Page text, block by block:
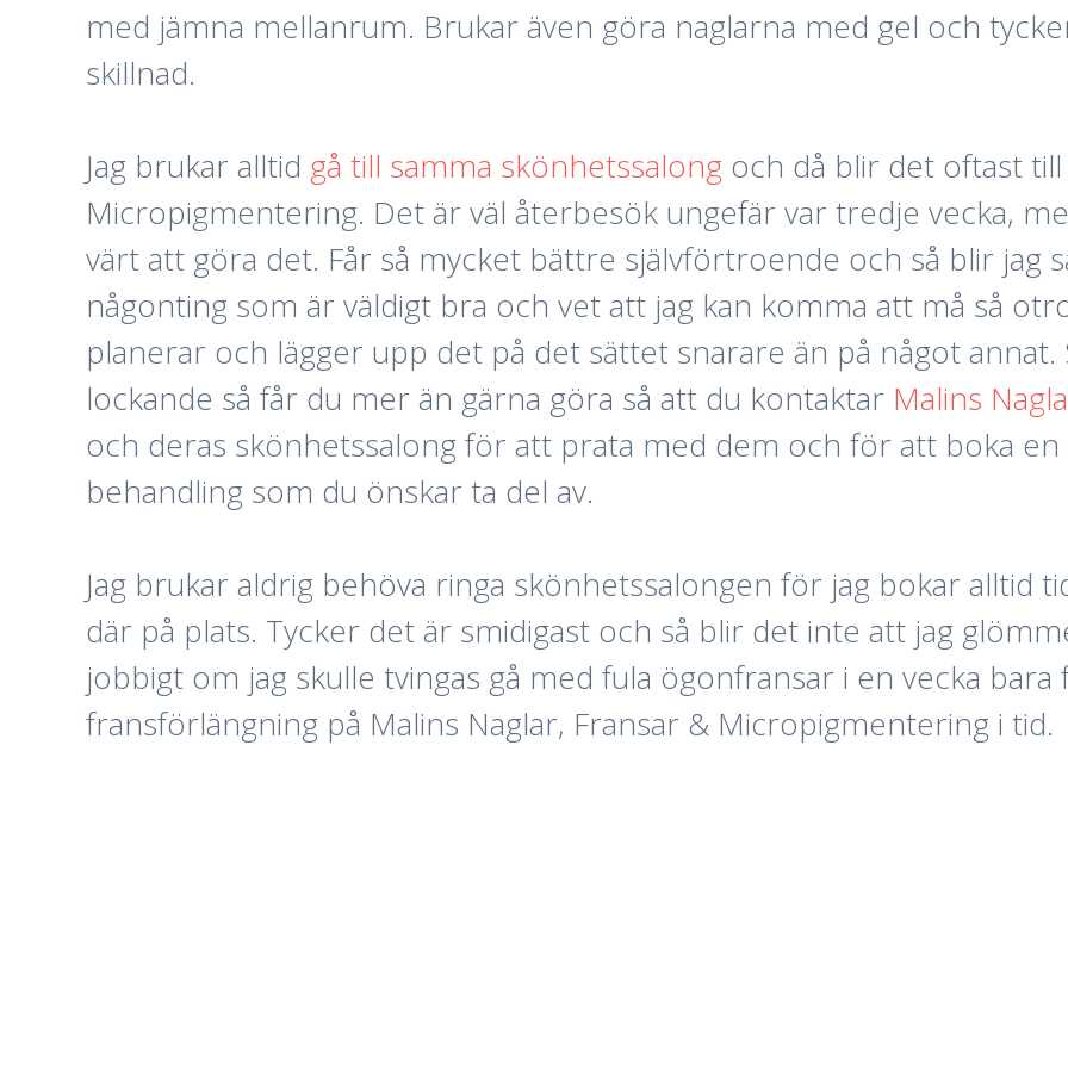
med jämna mellanrum. Brukar även göra naglarna med gel och
skillnad.
Jag brukar alltid gå till samma skönhetssalong och då blir det oftast
Micropigmentering. Det är väl återbesök ungefär var tredje vecka,
värt att göra det. Får så mycket bättre självförtroende och så blir jag
någonting som är väldigt bra och vet att jag kan komma att må så
planerar och lägger upp det på det sättet snarare än på något
lockande så får du mer än gärna göra så att du kontaktar Malins
och deras skönhetssalong för att prata med dem och för att boka
behandling som du önskar ta del av.
Jag brukar aldrig behöva ringa skönhetssalongen för jag bokar alltid
där på plats. Tycker det är smidigast och så blir det inte att jag
jobbigt om jag skulle tvingas gå med fula ögonfransar i en vecka
fransförlängning på Malins Naglar, Fransar & Micropigmentering i tid.